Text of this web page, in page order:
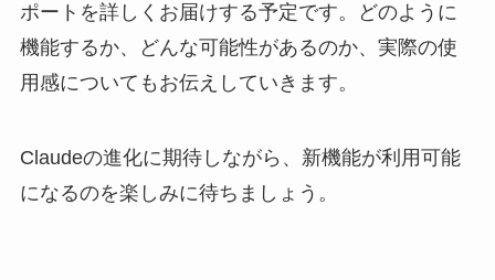
ポートを詳しくお届けする予定です。どのように
機能するか、どんな可能性があるのか、実際の使
用感についてもお伝えしていきます。
Claudeの進化に期待しながら、新機能が利用可能
になるのを楽しみに待ちましょう。